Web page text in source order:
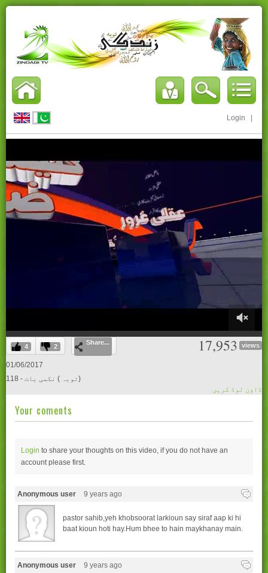
Login
0
of
29
minutes,
seconds
4 2
Share... 17,953 views
01/06/2017
118 - توبہ ) نکمی بات)
ڈاؤن لوڈ کریں
Your coments
Login to share your thoughts on this video, if you do not have an
account please first.
Anonymous user 9 years ago
pastor sahib,yeh khobsoorat larkioun say siraf aap ki hi
baat kioun hoti hay.Hum bhee to hain maykhanay main.
Anonymous user 9 years ago